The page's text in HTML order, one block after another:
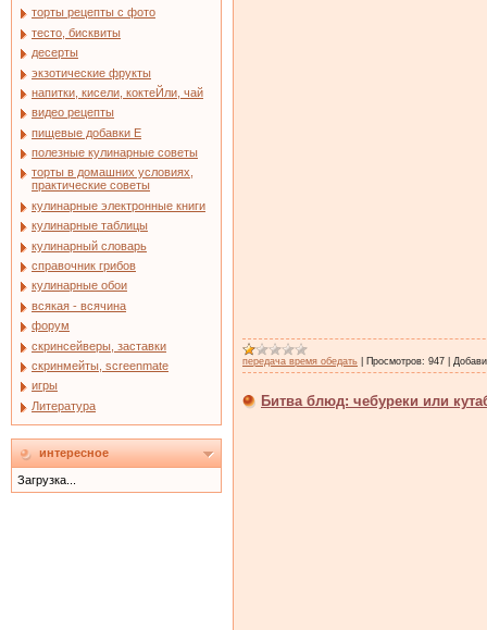
торты рецепты с фото
тесто, бисквиты
десерты
экзотические фрукты
напитки, кисели, коктеЙли, чай
видео рецепты
пищевые добавки Е
полезные кулинарные советы
торты в домашних условиях,
практические советы
кулинарные электронные книги
кулинарные таблицы
кулинарный словарь
справочник грибов
кулинарные обои
всякая - всячина
форум
скринсейверы, заставки
скринмейты, screenmate
игры
Литература
интересное
Загрузка...
передача время обедать Просмотров: 947
Битва блюд: чебуреки или